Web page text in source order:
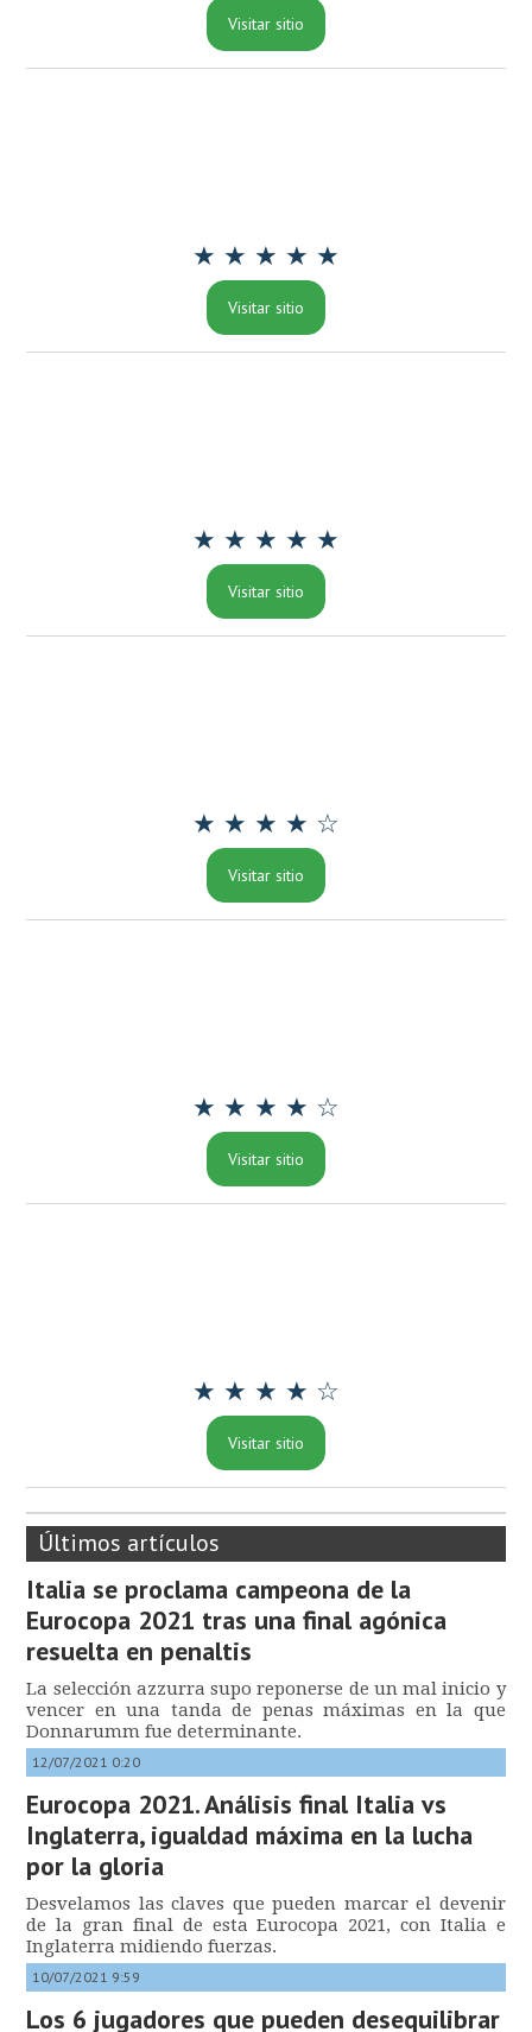
Visitar sitio
★ ★ ★ ★ ★
Visitar sitio
★ ★ ★ ★ ★
Visitar sitio
★ ★ ★ ★ ☆
Visitar sitio
★ ★ ★ ★ ☆
Visitar sitio
★ ★ ★ ★ ☆
Visitar sitio
Últimos artículos
Italia se proclama campeona de la
Eurocopa 2021 tras una final agónica
resuelta en penaltis
La selección azzurra supo reponerse de un mal inicio y
vencer en una tanda de penas máximas en la que
Donnarumm fue determinante.
12/07/2021 0:20
Eurocopa 2021. Análisis final Italia vs
Inglaterra, igualdad máxima en la lucha
por la gloria
Desvelamos las claves que pueden marcar el devenir
de la gran final de esta Eurocopa 2021, con Italia e
Inglaterra midiendo fuerzas.
10/07/2021 9:59
Los 6 jugadores que pueden desequilibrar